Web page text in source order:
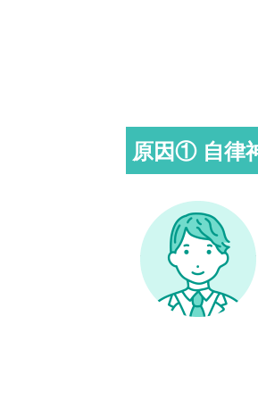
原因① 自律